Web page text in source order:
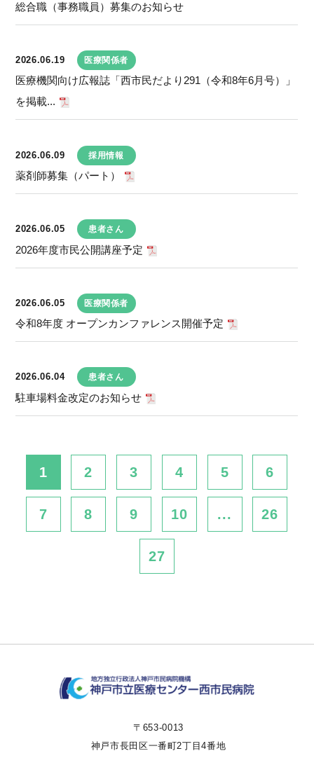
総合職（事務職員）募集のお知らせ
2026.06.19 医療関係者
医療機関向け広報誌「西市民だより291（令和8年6月号）」
を掲載...
2026.06.09 採用情報
薬剤師募集（パート）
2026.06.05 患者さん
2026年度市民公開講座予定
2026.06.05 医療関係者
令和8年度 オープンカンファレンス開催予定
2026.06.04 患者さん
駐車場料金改定のお知らせ
1 2 3 4 5 6
7 8 9 10 ... 26
27
〒653-0013
神戸市長田区一番町2丁目4番地